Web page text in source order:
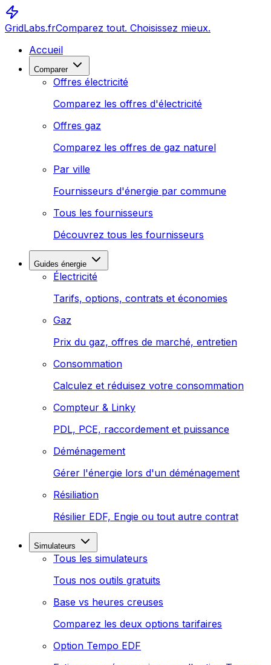
GridLabs.frComparez tout. Choisissez mieux.
Accueil
Comparer
Offres électricité
Comparez les offres d'électricité
Offres gaz
Comparez les offres de gaz naturel
Par ville
Fournisseurs d'énergie par commune
Tous les fournisseurs
Découvrez tous les fournisseurs
Guides énergie
Électricité
Tarifs, options, contrats et économies
Gaz
Prix du gaz, offres de marché, entretien
Consommation
Calculez et réduisez votre consommation
Compteur & Linky
PDL, PCE, raccordement et puissance
Déménagement
Gérer l'énergie lors d'un déménagement
Résiliation
Résilier EDF, Engie ou tout autre contrat
Simulateurs
Tous les simulateurs
Tous nos outils gratuits
Base vs heures creuses
Comparez les deux options tarifaires
Option Tempo EDF